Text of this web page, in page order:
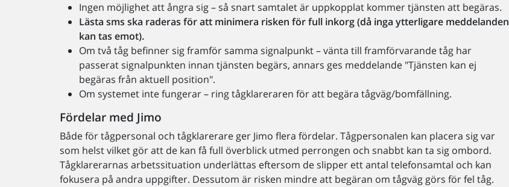
Ingen möjlighet att ångra sig – så snart samtalet är uppkopplat kommer tjänsten att begäras.
Lästa sms ska raderas för att minimera risken för full inkorg (då inga ytterligare meddelanden
kan tas emot).
Om två tåg befinner sig framför samma signalpunkt – vänta till framförvarande tåg har
passerat signalpunkten innan tjänsten begärs, annars ges meddelande "Tjänsten kan ej
begäras från aktuell position".
Om systemet inte fungerar – ring tågklareraren för att begära tågväg/bomfällning.
Fördelar med Jimo
Både för tågpersonal och tågklarerare ger Jimo flera fördelar. Tågpersonalen kan placera sig var
som helst vilket gör att de kan få full överblick utmed perrongen och snabbt kan ta sig ombord.
Tågklarerarnas arbetssituation underlättas eftersom de slipper ett antal telefonsamtal och kan
fokusera på andra uppgifter. Dessutom är risken mindre att begäran om tågväg görs för fel tåg.